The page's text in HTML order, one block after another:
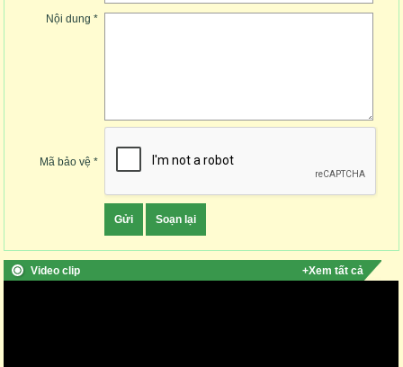
Nội dung *
Mã bảo vệ *
Video clip +Xem tất cả